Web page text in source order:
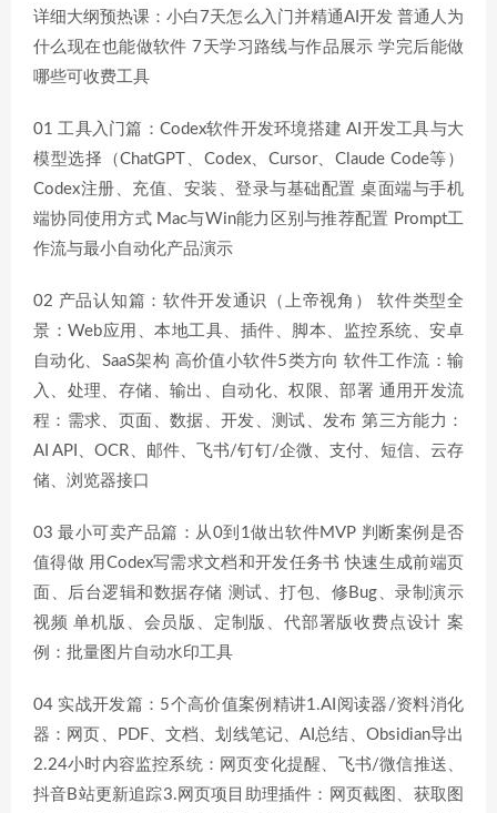
详细大纲预热课：小白7天怎么入门并精通AI开发 普通人为
什么现在也能做软件 7天学习路线与作品展示 学完后能做
哪些可收费工具
01 工具入门篇：Codex软件开发环境搭建 AI开发工具与大
模型选择（ChatGPT、Codex、Cursor、Claude Code等）
Codex注册、充值、安装、登录与基础配置 桌面端与手机
端协同使用方式 Mac与Win能力区别与推荐配置 Prompt工
作流与最小自动化产品演示
02 产品认知篇：软件开发通识（上帝视角） 软件类型全
景：Web应用、本地工具、插件、脚本、监控系统、安卓
自动化、SaaS架构 高价值小软件5类方向 软件工作流：输
入、处理、存储、输出、自动化、权限、部署 通用开发流
程：需求、页面、数据、开发、测试、发布 第三方能力：
AI API、OCR、邮件、飞书/钉钉/企微、支付、短信、云存
储、浏览器接口
03 最小可卖产品篇：从0到1做出软件MVP 判断案例是否
值得做 用Codex写需求文档和开发任务书 快速生成前端页
面、后台逻辑和数据存储 测试、打包、修Bug、录制演示
视频 单机版、会员版、定制版、代部署版收费点设计 案
例：批量图片自动水印工具
04 实战开发篇：5个高价值案例精讲1.AI阅读器/资料消化
器：网页、PDF、文档、划线笔记、AI总结、Obsidian导出
2.24小时内容监控系统：网页变化提醒、飞书/微信推送、
抖音B站更新追踪3.网页项目助理插件：网页截图、获取图